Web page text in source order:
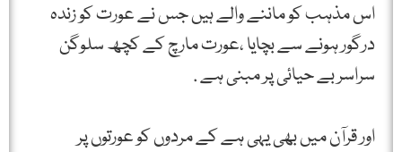
اس مذہب کو ماننے والے ہیں جس نے عورت کو زندہ
درگور ہونے سے بچایا ،عورت مارچ کے کچھ سلوگن
سراسر بے حیائی پر مبنی ہے .
اور قرآن میں بھی یہی ہے کے مردوں کو عورتوں پر